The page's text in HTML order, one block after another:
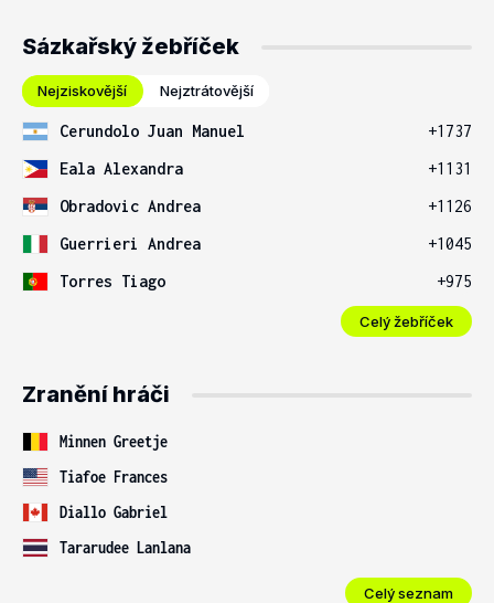
Sázkařský žebříček
Nejziskovější Nejztrátovější
Cerundolo Juan Manuel
+1737
Eala Alexandra
+1131
Obradovic Andrea
+1126
Guerrieri Andrea
+1045
Torres Tiago
+975
Celý žebříček
Zranění hráči
Minnen Greetje
Tiafoe Frances
Diallo Gabriel
Tararudee Lanlana
Celý seznam